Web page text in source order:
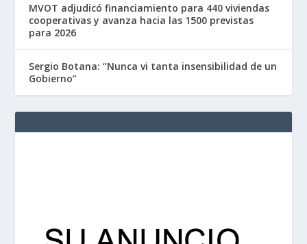
MVOT adjudicó financiamiento para 440 viviendas
cooperativas y avanza hacia las 1500 previstas
para 2026
Sergio Botana: “Nunca vi tanta insensibilidad de un
Gobierno”